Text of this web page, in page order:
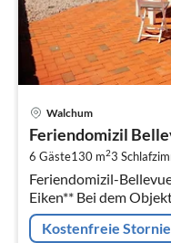
Walchum
Feriendomizil
6 Gäste130 m23
Feriendomizil-
Eiken** Bei dem
Walmdachbungalow.
vier Sternen
Kostenfreie